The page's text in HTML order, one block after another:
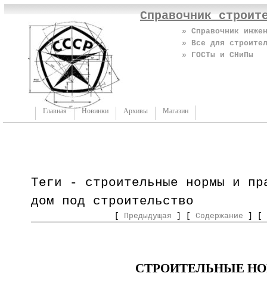
Справочник
» Справочник
» Все для
» ГОСТы и СНиПы
Главная Новинки Архивы Магазин
Теги - строительные нормы и
дом под строительство
Предыдущая Содержание
СТРОИТЕЛЬНЫЕ